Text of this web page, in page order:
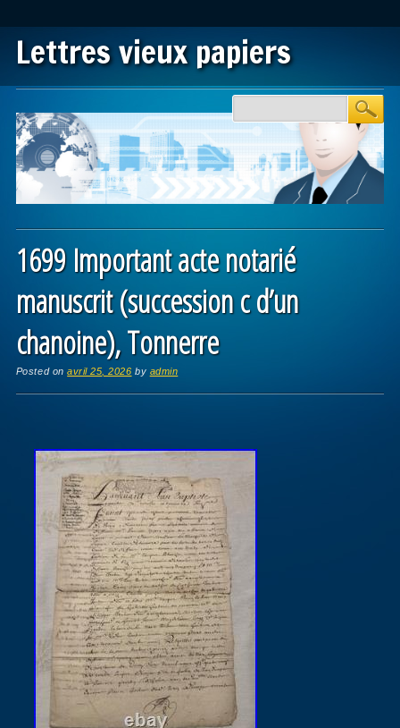
Lettres vieux papiers
Main menu
1699 Important acte notarié
manuscrit (succession c d’un
chanoine), Tonnerre
Posted onavril 25, 2026 by admin